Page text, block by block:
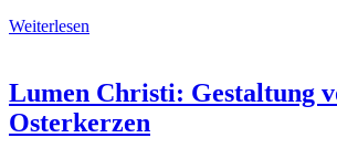
Weiterlesen
Lumen Christi: Gestaltung
Osterkerzen